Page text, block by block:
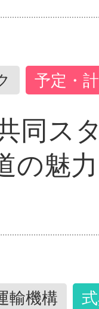
予定・
同ス
魅
輸機構